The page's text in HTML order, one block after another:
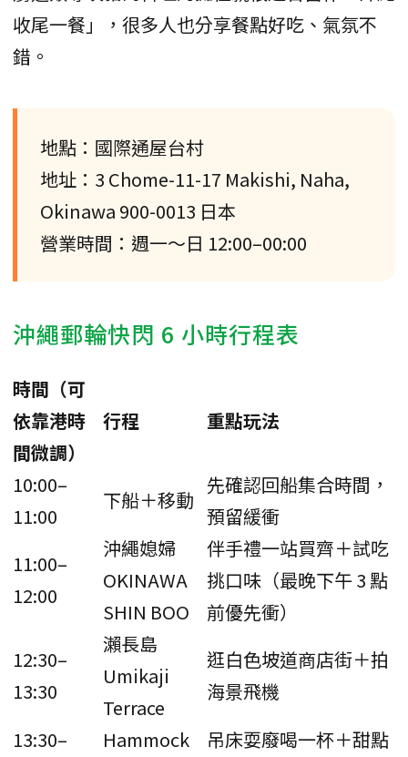
收尾一餐」，很多人也分享餐點好吃、氣氛不
錯。
地點：國際通屋台村
地址：3 Chome-11-17 Makishi, Naha,
Okinawa 900-0013 日本
營業時間：週一～日 12:00–00:00
沖繩郵輪快閃 6 小時行程表
時間（可
依靠港時
間微調）
行程 重點玩法
10:00–
11:00
下船＋移動
先確認回船集合時間，
預留緩衝
11:00–
12:00
沖繩媳婦
OKINAWA
SHIN BOO
伴手禮一站買齊＋試吃
挑口味（最晚下午 3 點
前優先衝）
12:30–
13:30
瀨長島
Umikaji
Terrace
逛白色坡道商店街＋拍
海景飛機
13:30–
Hammock 吊床耍廢喝一杯＋甜點